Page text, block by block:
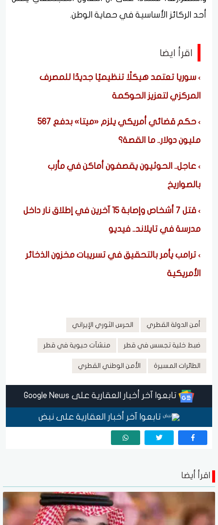
أحد الركائز الأساسية في حماية الوطن.
اقرأ ايضا
سوريا تعتمد هيكلًا تنظيميًا جديدًا للمصرف
المركزي لتعزيز الحوكمة
حكم قضائي أمريكي يلزم «ميتا» بدفع 567
مليون دولار.. ما القصة؟
عاجل.. الحوثيون يقصفون أماكن في مأرب
بالصواريخ
قتل 7 أشخاص وإصابة 15 آخرين في إطلاق نار داخل
مدرسة في تايلاند.. فيديو
ترامب يأمر بالتحقيق في تسريبات مخزون الذخائر
الأمريكية
أمن الدولة القطري الحرس الثوري الإيراني
ضبط خلية تجسس في قطر منشآت حيوية في قطر
الطائرات المسيرة الأمن الوطني القطري
تابعوا آخر أخبار العقارية على Google News
تابعوا آخر أخبار العقارية على نبض
اقرأ أيضا